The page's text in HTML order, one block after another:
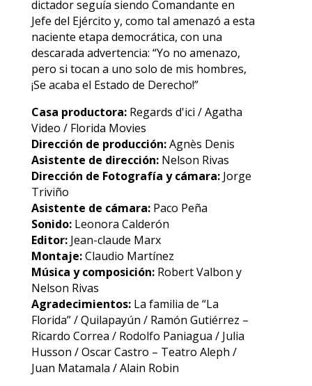
dictador seguía siendo Comandante en
Jefe del Ejército y, como tal amenazó a esta
naciente etapa democrática, con una
descarada advertencia: “Yo no amenazo,
pero si tocan a uno solo de mis hombres,
¡Se acaba el Estado de Derecho!”
Casa productora:Regards d'ici / Agatha
Video / Florida Movies
Dirección de producción:Agnès Denis
Asistente de dirección:Nelson Rivas
Dirección de Fotografía y cámara:Jorge
Triviño
Asistente de cámara:Paco Peña
Sonido:Leonora Calderón
Editor:Jean-claude Marx
Montaje:Claudio Martínez
Música y composición:Robert Valbon y
Nelson Rivas
Agradecimientos:La familia de “La
Florida” / Quilapayún / Ramón Gutiérrez –
Ricardo Correa / Rodolfo Paniagua / Julia
Husson / Oscar Castro – Teatro Aleph /
Juan Matamala / Alain Robin